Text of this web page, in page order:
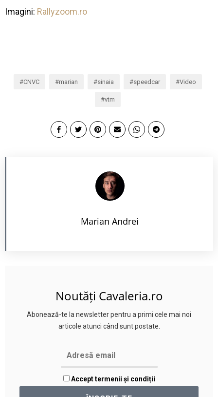
Imagini: Rallyzoom.ro
CNVC marian sinaia speedcar Video
vtm
Marian Andrei
Noutăți Cavaleria.ro
Abonează-te la newsletter pentru a primi cele mai noi
articole atunci când sunt postate.
Accept termenii și condiții